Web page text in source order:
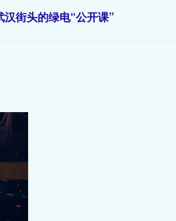
街头的绿电“公开课”